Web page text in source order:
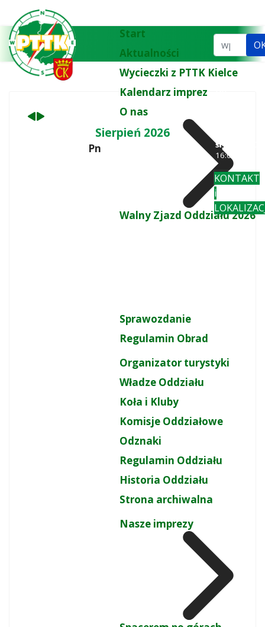
Start
Aktualności
Wycieczki z PTTK Kielce
Kalendarz imprez
O nas
Walny Zjazd Oddziału 2026
Sprawozdanie
Regulamin Obrad
Organizator turystyki
Władze Oddziału
Koła i Kluby
Komisje Oddziałowe
Odznaki
Regulamin Oddziału
Historia Oddziału
Strona archiwalna
Nasze imprezy
Szukaj...
śr-pi
16:00
KONTAKT
i
miesiąc
miesiąc
Sierpień 2026
Pn Wt